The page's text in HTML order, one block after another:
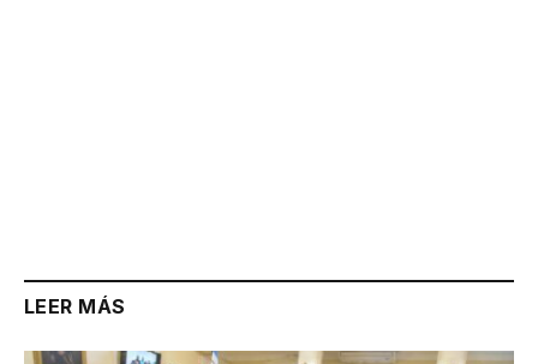
LEER MÁS